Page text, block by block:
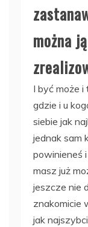
można
I być może
gdzie i u
siebie jak
jednak sam
powinieneś
masz już
jeszcze nie
znakomicie
jak